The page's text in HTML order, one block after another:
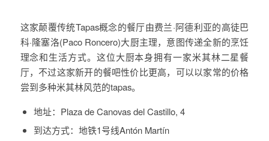
这家颠覆传统Tapas概念的餐厅由费兰·阿德利亚的高徒巴
科·隆塞洛(Paco Roncero)大厨主理，意图传递全新的烹饪
理念和生活方式。这位大厨本身拥有一家米其林二星餐
厅，不过这家新开的餐吧性价比更高，可以以家常的价格
尝到多种米其林风范的tapas。
地址： Plaza de Canovas del Castillo, 4
到达方式： 地铁1号线Antón Martín